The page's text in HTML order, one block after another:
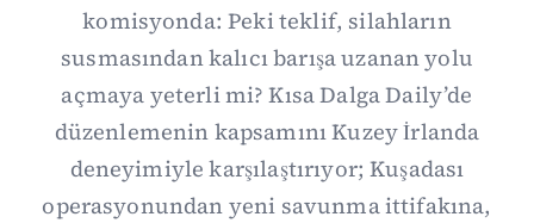
komisyonda: Peki teklif, silahların
susmasından kalıcı barışa uzanan yolu
açmaya yeterli mi? Kısa Dalga Daily’de
düzenlemenin kapsamını Kuzey İrlanda
deneyimiyle karşılaştırıyor; Kuşadası
operasyonundan yeni savunma ittifakına,